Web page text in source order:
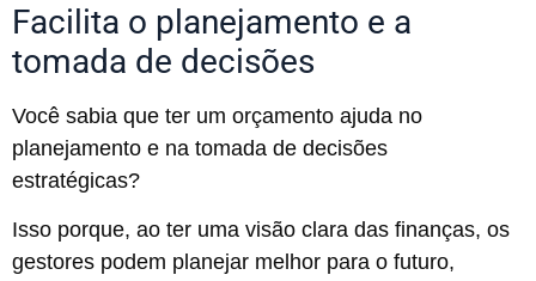
Facilita o planejamento e a
tomada de decisões
Você sabia que ter um orçamento ajuda no
planejamento e na tomada de decisões
estratégicas?
Isso porque, ao ter uma visão clara das finanças, os
gestores podem planejar melhor para o futuro,